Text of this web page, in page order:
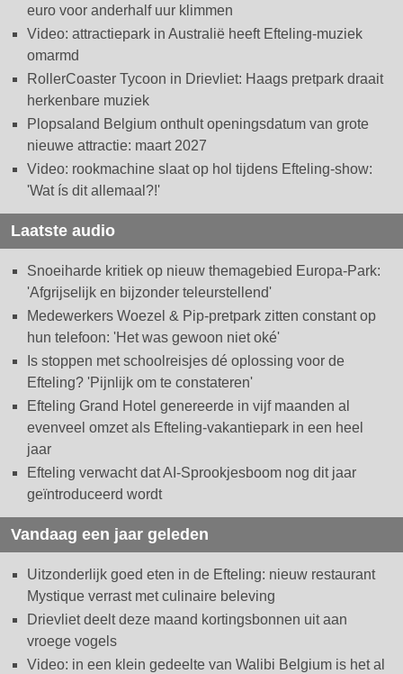
euro voor anderhalf uur klimmen
Video: attractiepark in Australië heeft Efteling-muziek
omarmd
RollerCoaster Tycoon in Drievliet: Haags pretpark draait
herkenbare muziek
Plopsaland Belgium onthult openingsdatum van grote
nieuwe attractie: maart 2027
Video: rookmachine slaat op hol tijdens Efteling-show:
'Wat ís dit allemaal?!'
Laatste audio
Snoeiharde kritiek op nieuw themagebied Europa-Park:
'Afgrijselijk en bijzonder teleurstellend'
Medewerkers Woezel & Pip-pretpark zitten constant op
hun telefoon: 'Het was gewoon niet oké'
Is stoppen met schoolreisjes dé oplossing voor de
Efteling? 'Pijnlijk om te constateren'
Efteling Grand Hotel genereerde in vijf maanden al
evenveel omzet als Efteling-vakantiepark in een heel
jaar
Efteling verwacht dat AI-Sprookjesboom nog dit jaar
geïntroduceerd wordt
Vandaag een jaar geleden
Uitzonderlijk goed eten in de Efteling: nieuw restaurant
Mystique verrast met culinaire beleving
Drievliet deelt deze maand kortingsbonnen uit aan
vroege vogels
Video: in een klein gedeelte van Walibi Belgium is het al